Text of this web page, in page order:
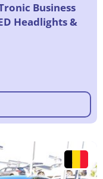
Business
Headlights &